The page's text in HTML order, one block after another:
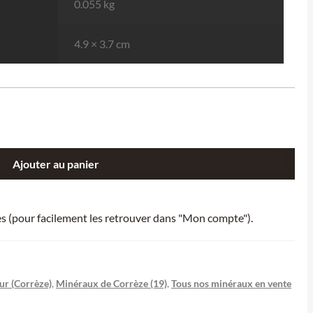
0.055 kg
4.9 × 3.7 cm
Ajouter au panier
(pour facilement les retrouver dans "Mon compte").
(Corrèze), Minéraux de Corrèze (19), Tous nos minéraux en vente